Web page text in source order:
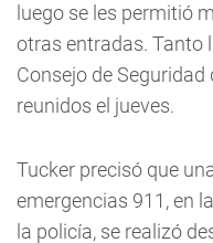
luego se les permitió
otras entradas. Tanto
Consejo de Seguridad
reunidos el jueves.
Tucker precisó que
emergencias 911, en
la policía, se realizó